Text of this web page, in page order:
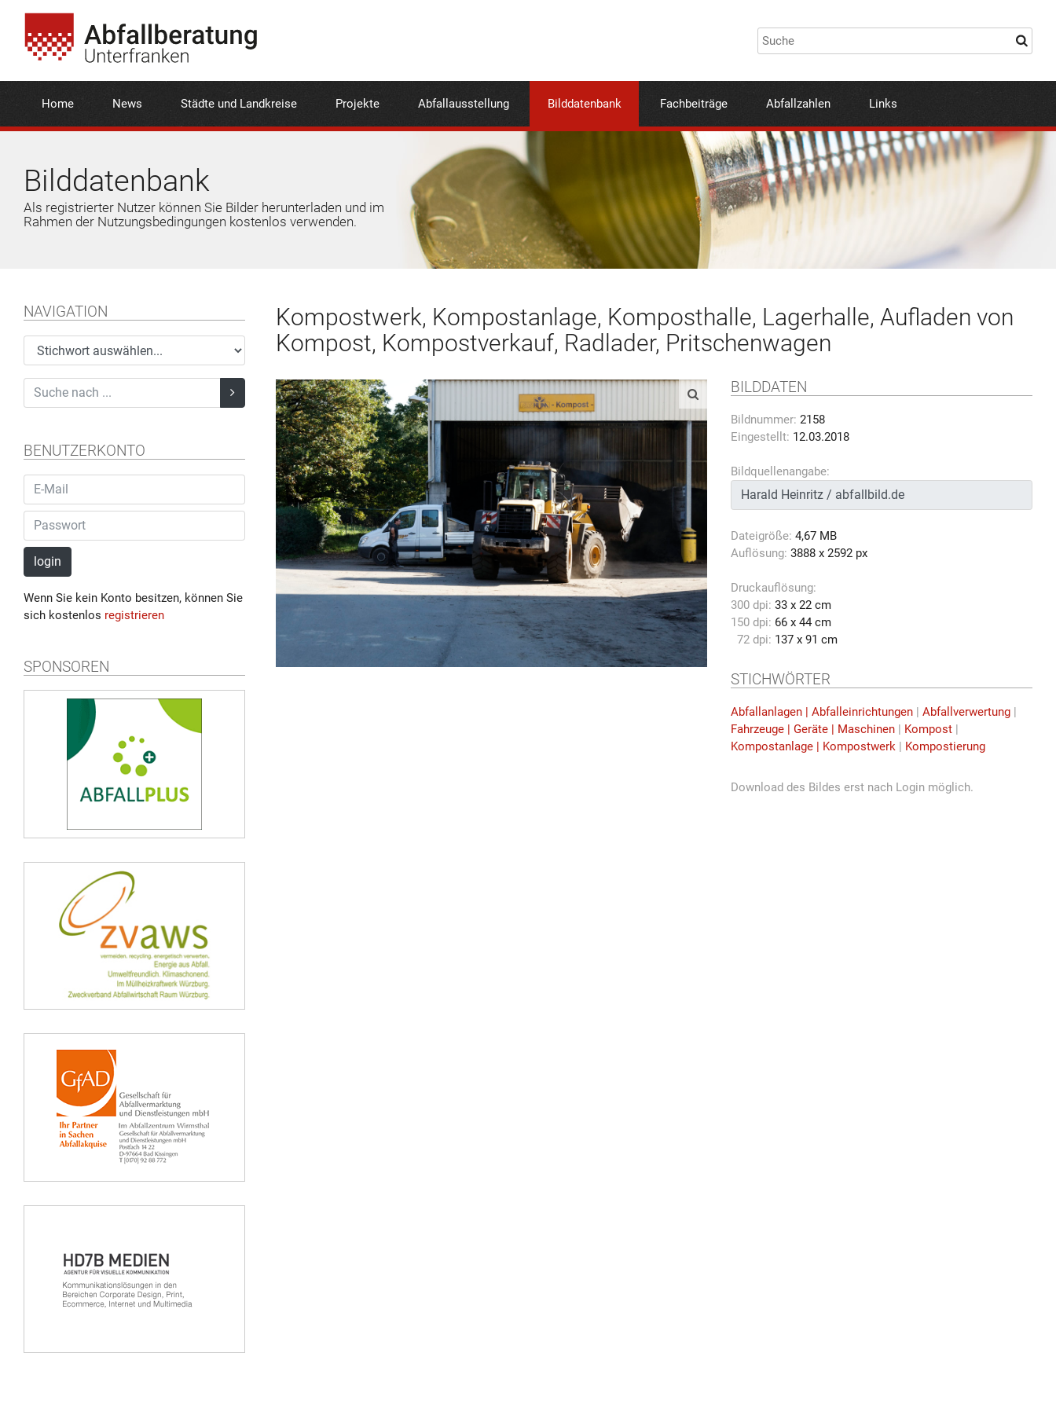
Home News Städte und Landkreise Projekte Abfallausstellung Bilddatenbank Fachbeiträge Abfallzahlen Links
Bilddatenbank
Als registrierter Nutzer können Sie Bilder herunterladen und im
Rahmen der Nutzungsbedingungen kostenlos verwenden.
NAVIGATION
BENUTZERKONTO
login
Wenn Sie kein Konto besitzen, können Sie
sich kostenlos registrieren
SPONSOREN
Kompostwerk, Kompostanlage, Komposthalle, Lagerhalle, Aufladen von
Kompost, Kompostverkauf, Radlader, Pritschenwagen
BILDDATEN
Bildnummer: 2158
Eingestellt: 12.03.2018
Bildquellenangabe:
Dateigröße: 4,67 MB
Auflösung: 3888 x 2592 px
Druckauflösung:
300 dpi: 33 x 22 cm
150 dpi: 66 x 44 cm
72 dpi: 137 x 91 cm
STICHWÖRTER
Abfallanlagen | Abfalleinrichtungen |Abfallverwertung |
Fahrzeuge | Geräte | Maschinen | Kompost |
Kompostanlage | Kompostwerk | Kompostierung
Download des Bildes erst nach Login möglich.